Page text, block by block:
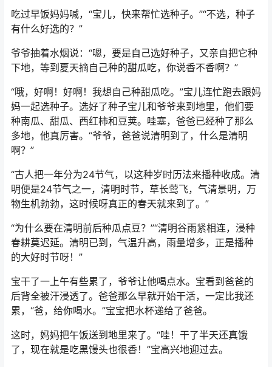
吃过早饭妈妈喊，“宝儿，快来帮忙选种子。”“不选，种子
有什么好选的？”
爷爷抽着水烟说：“嗯，要是自己选好种子，又亲自把它种
下地，等到夏天摘自己种的甜瓜吃，你说香不香啊？”
“哦，好啊！好啊！我想自己种甜瓜吃。”宝儿连忙跑去跟妈
妈一起选种子。选好了种子宝儿和爷爷来到地里，他们要
种南瓜、甜瓜、西红柿和豆荚。哇塞，爸爸已经种了那么
多地，他真厉害。“爷爷，爸爸说清明到了，什么是清明
啊？”
“古人把一年分为24节气，以这种岁时历法来播种收成。清
明便是24节气之一，清明时节，草长莺飞，气清景明，万
物生机勃勃，这时候呀真正的春天就来到了。”
“为什么要在清明前后种瓜点豆？”“清明谷雨紧相连，浸种
春耕莫迟延。清明已到，气温升高，雨量增多，正是播种
的大好时节呀！”
宝干了一上午有些累了，爷爷让他喝点水。宝看到爸爸的
后背全被汗浸透了。爸爸那么早就开始干活，一定比我还
累，“爸，给你喝水。”宝宝把水杯递给了爸爸。
这时，妈妈把午饭送到地里来了。“哇！干了半天还真饿
了，现在就是吃黑馒头也很香！”宝高兴地迎过去。